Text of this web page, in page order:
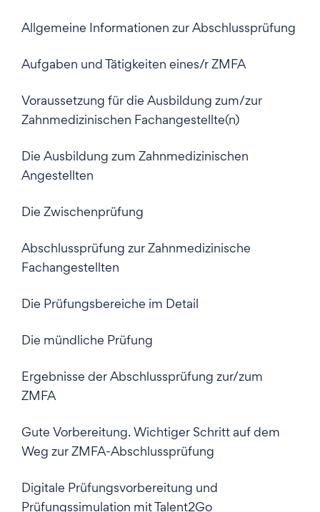
Allgemeine Informationen zur Abschlussprüfung
Aufgaben und Tätigkeiten eines/r ZMFA
Voraussetzung für die Ausbildung zum/zur
Zahnmedizinischen Fachangestellte(n)
Die Ausbildung zum Zahnmedizinischen
Angestellten
Die Zwischenprüfung
Abschlussprüfung zur Zahnmedizinische
Fachangestellten
Die Prüfungsbereiche im Detail
Die mündliche Prüfung
Ergebnisse der Abschlussprüfung zur/zum
ZMFA
Gute Vorbereitung. Wichtiger Schritt auf dem
Weg zur ZMFA-Abschlussprüfung
Digitale Prüfungsvorbereitung und
Prüfungssimulation mit Talent2Go